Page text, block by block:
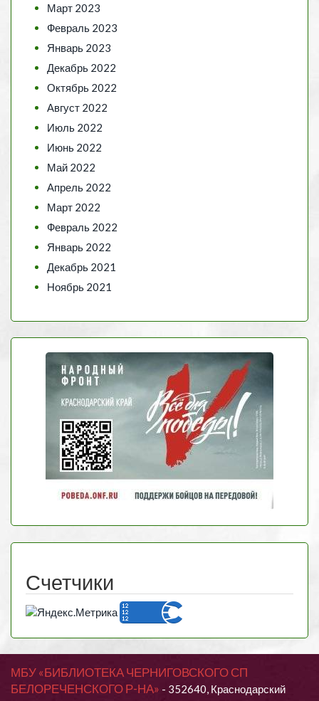
Март 2023
Февраль 2023
Январь 2023
Декабрь 2022
Октябрь 2022
Август 2022
Июль 2022
Июнь 2022
Май 2022
Апрель 2022
Март 2022
Февраль 2022
Январь 2022
Декабрь 2021
Ноябрь 2021
Счетчики
МБУ «БИБЛИОТЕКА ЧЕРНИГОВСКОГО СП
БЕЛОРЕЧЕНСКОГО Р-НА» - 352640, Краснодарский